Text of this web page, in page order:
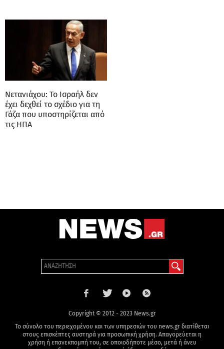
Νετανιάχου: Το Ισραήλ δεν
έχει δεχθεί το σχέδιο για τη
Γάζα που υποστηρίζεται από
τις ΗΠΑ
Copyright © 2012 - 2023 News.gr
Το σύνολο του περιεχομένου και των υπηρεσιών του news.gr διατίθεται
στους επισκέπτες αυστηρά για προσωπική χρήση. Απαγορεύεται η
χρήση ή επανεκπομπή του, σε οποιοδήποτε μέσο, μετά ή άνευ